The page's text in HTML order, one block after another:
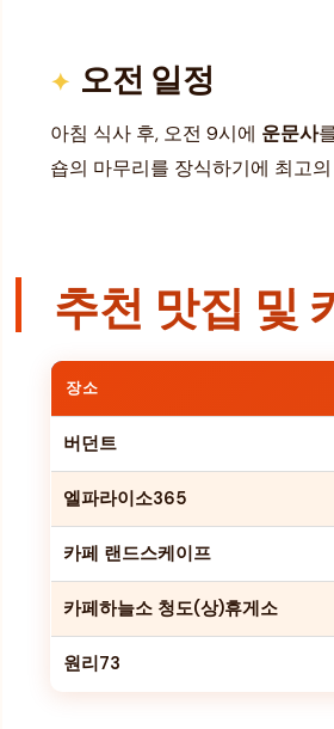
오전 일정
아침 식사 후, 오전 9시에 운문사
숍의 마무리를 장식하기에 최고
추천 맛집 및
장소
버던트
엘파라이소365
카페 랜드스케이프
카페하늘소 청도(상)휴게소
원리73